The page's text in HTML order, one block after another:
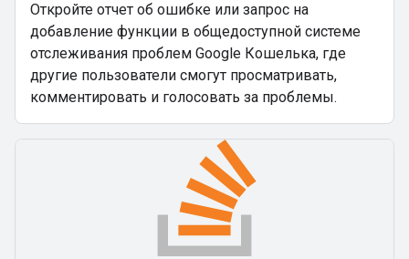
Откройте отчет об ошибке или запрос на
добавление функции в общедоступной системе
отслеживания проблем Google Кошелька, где
другие пользователи смогут просматривать,
комментировать и голосовать за проблемы.